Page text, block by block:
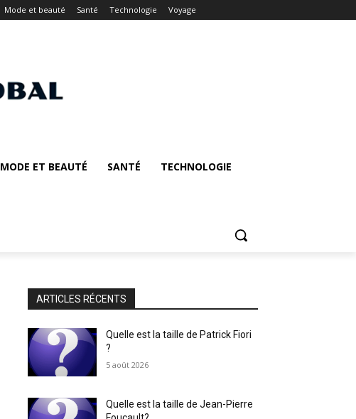
Mode et beauté Santé Technologie Voyage
MODE ET BEAUTÉ SANTÉ TECHNOLOGIE
ARTICLES RÉCENTS
Quelle est la taille de Patrick Fiori
?
5 août 2026
Quelle est la taille de Jean-Pierre